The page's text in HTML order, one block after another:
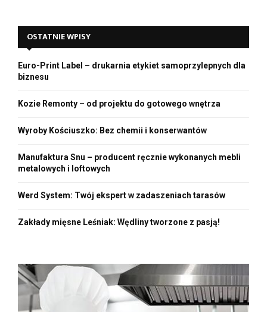
f
o
r
E
A
OSTATNIE WPISY
Euro-Print Label – drukarnia etykiet samoprzylepnych dla
biznesu
Kozie Remonty – od projektu do gotowego wnętrza
Wyroby Kościuszko: Bez chemii i konserwantów
Manufaktura Snu – producent ręcznie wykonanych mebli
metalowych i loftowych
Werd System: Twój ekspert w zadaszeniach tarasów
Zakłady mięsne Leśniak: Wędliny tworzone z pasją!